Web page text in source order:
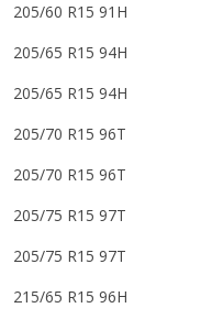
205/60 R15 91H
205/65 R15 94H
205/65 R15 94H
205/70 R15 96T
205/70 R15 96T
205/75 R15 97T
205/75 R15 97T
215/65 R15 96H